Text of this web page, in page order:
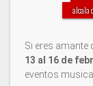
alcala
Si eres amante
13 al 16 de
eventos